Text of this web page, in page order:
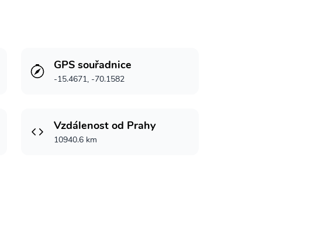
GPS souřadnice
-15.4671, -70.1582
Vzdálenost od Prahy
10940.6 km